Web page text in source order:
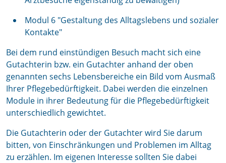
Modul 6 "Gestaltung des Alltagslebens und sozialer
Kontakte"
Bei dem rund einstündigen Besuch macht sich eine
Gutachterin bzw. ein Gutachter anhand der oben
genannten sechs Lebensbereiche ein Bild vom Ausmaß
Ihrer Pflegebedürftigkeit. Dabei werden die einzelnen
Module in ihrer Bedeutung für die Pflegebedürftigkeit
unterschiedlich gewichtet.
Die Gutachterin oder der Gutachter wird Sie darum
bitten, von Einschränkungen und Problemen im Alltag
zu erzählen. Im eigenen Interesse sollten Sie dabei